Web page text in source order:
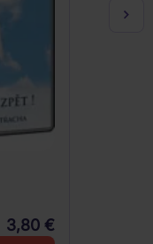
3,80 €